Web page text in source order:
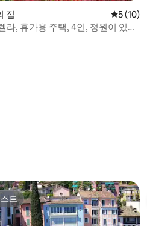
집 평점 5점
5 (10)
라, 휴가용 주택, 4인, 정원이 있는
트
트